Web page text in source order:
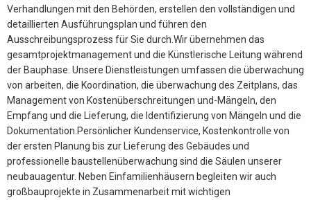
Verhandlungen mit den Behörden, erstellen den vollständigen und
detaillierten Ausführungsplan und führen den
Ausschreibungsprozess für Sie durch.Wir übernehmen das
gesamtprojektmanagement und die Künstlerische Leitung während
der Bauphase. Unsere Dienstleistungen umfassen die überwachung
von arbeiten, die Koordination, die überwachung des Zeitplans, das
Management von Kostenüberschreitungen und-Mängeln, den
Empfang und die Lieferung, die Identifizierung von Mängeln und die
Dokumentation.Persönlicher Kundenservice, Kostenkontrolle von
der ersten Planung bis zur Lieferung des Gebäudes und
professionelle baustellenüberwachung sind die Säulen unserer
neubauagentur. Neben Einfamilienhäusern begleiten wir auch
großbauprojekte in Zusammenarbeit mit wichtigen